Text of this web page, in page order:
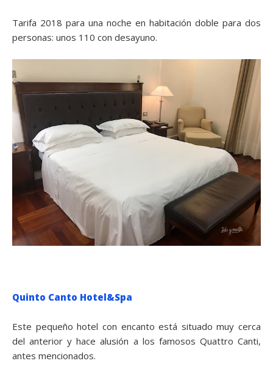
Tarifa 2018 para una noche en habitación doble para dos
personas: unos 110 con desayuno.
Quinto Canto Hotel&Spa
Este pequeño hotel con encanto está situado muy cerca
del anterior y hace alusión a los famosos Quattro Canti,
antes mencionados.